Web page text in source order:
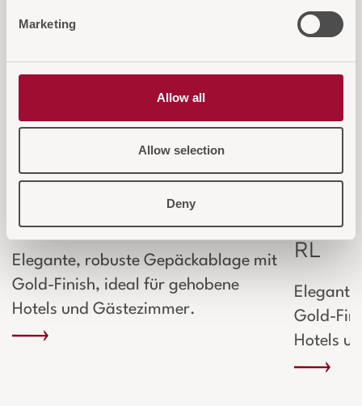
Marketing
Allow all
Allow selection
Deny
Kreuzer Kofferbock Gold
Elegante, robuste Gepäckablage mit
Gold-Finish, ideal für gehobene
Hotels und Gästezimmer.
RL
Gold-
Hotels